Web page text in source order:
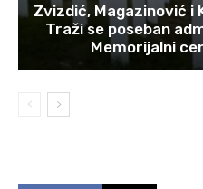
Zvizdić, Magazinović i
Traži se poseban
Memorijalni